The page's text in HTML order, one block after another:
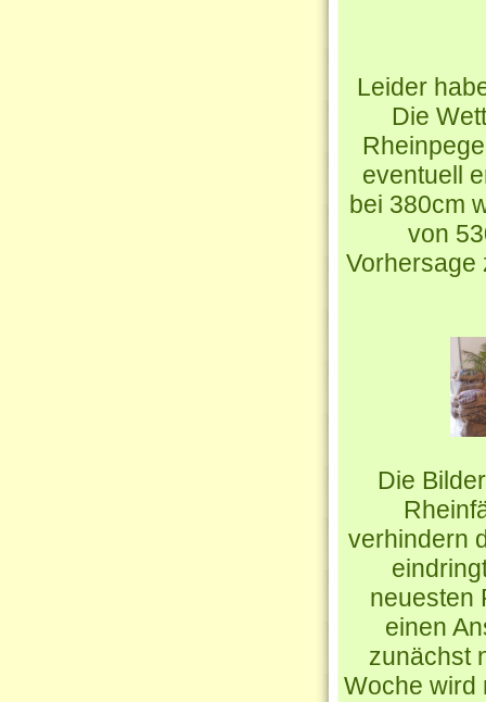
Leider
Die
eventuell
bei 380cm
von
Vorhersage
Die
verhindern
neuesten
einen
zunächst
Woche wird